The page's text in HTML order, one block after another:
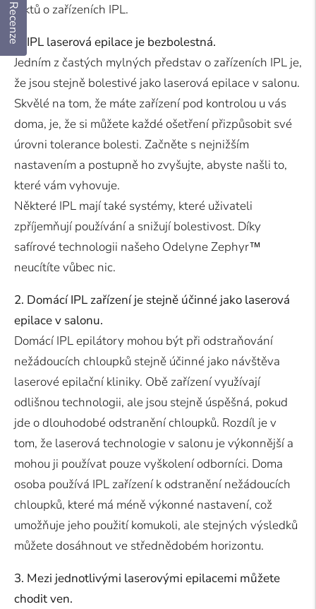
faktů o zařízeních IPL.
1. IPL laserová epilace je bezbolestná.
Jedním z častých mylných představ o zařízeních IPL je,
že jsou stejně bolestivé jako laserová epilace v salonu.
Skvělé na tom, že máte zařízení pod kontrolou u vás
doma, je, že si můžete každé ošetření přizpůsobit své
úrovni tolerance bolesti. Začněte s nejnižším
nastavením a postupně ho zvyšujte, abyste našli to,
které vám vyhovuje.
Některé IPL mají také systémy, které uživateli
zpříjemňují používání a snižují bolestivost. Díky
safírové technologii našeho Odelyne Zephyr™
neucítíte vůbec nic.
2. Domácí IPL zařízení je stejně účinné jako laserová
epilace v salonu.
Domácí IPL epilátory mohou být při odstraňování
nežádoucích chloupků stejně účinné jako návštěva
laserové epilační kliniky. Obě zařízení využívají
odlišnou technologii, ale jsou stejně úspěšná, pokud
jde o dlouhodobé odstranění chloupků. Rozdíl je v
tom, že laserová technologie v salonu je výkonnější a
mohou ji používat pouze vyškolení odborníci. Doma
osoba používá IPL zařízení k odstranění nežádoucích
chloupků, které má méně výkonné nastavení, což
umožňuje jeho použití komukoli, ale stejných výsledků
můžete dosáhnout ve střednědobém horizontu.
3. Mezi jednotlivými laserovými epilacemi můžete
chodit ven.
Recenze